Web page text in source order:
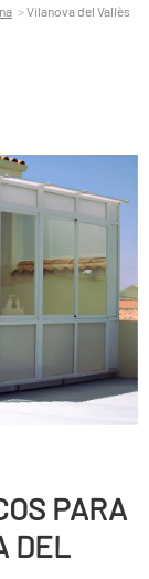
Vilanova del Vallès
PARA
DEL